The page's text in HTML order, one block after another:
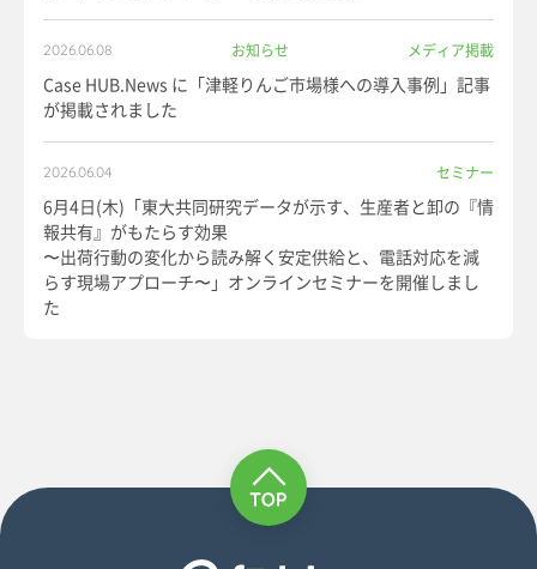
2026.06.08 お知らせ メディア掲載
Case HUB.News に「津軽りんご市場様への導入事例」記事
が掲載されました
2026.06.04 セミナー
6月4日(木)「東大共同研究データが示す、生産者と卸の『情
報共有』がもたらす効果
〜出荷行動の変化から読み解く安定供給と、電話対応を減
らす現場アプローチ〜」オンラインセミナーを開催しまし
た